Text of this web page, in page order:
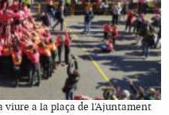
viure a la plaça de l'Ajuntament